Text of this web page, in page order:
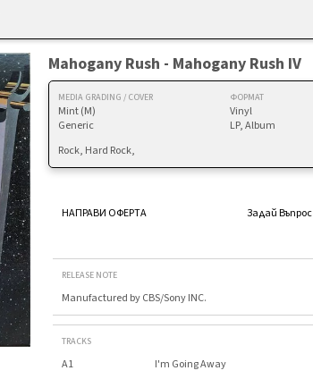
Mahogany Rush - Mahogany Rush IV
MEDIA GRADING / COVER
Mint (M)
Generic
ФОРМАТ
Vinyl
LP, Album
Rock, Hard Rock,
НАПРАВИ ОФЕРТА Задай Въпрос
RELEASE NOTE
Manufactured by CBS/Sony INC.
TRACKS
A1 I'm Going Away